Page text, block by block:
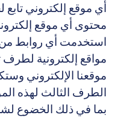
أي موقع إلكتروني تابع
محتوى أي موقع إلكتروني
استخدمت أي روابط من
مواقع إلكترونية لطرف
موقعنا الإلكتروني
الطرف الثالث لهذه
بما في ذلك الخضوع